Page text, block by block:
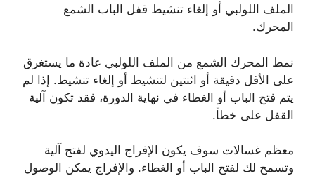
الملف اللولبي أو إلغاء تنشيط قفل الباب الشمع
المحرك.
نمط المحرك الشمع من الملف اللولبي عادة ما يستغرق
على الأقل دقيقة أو اثنتين لتنشيط أو إلغاء تنشيط. إذا لم
يتم فتح الباب أو الغطاء في نهاية الدورة، فقد تكون آلية
القفل على خطأ.
معظم غسالات سوف يكون الإفراج اليدوي لفتح آلية
وتسمح لك لفتح الباب أو الغطاء. والإفراج يمكن الوصول